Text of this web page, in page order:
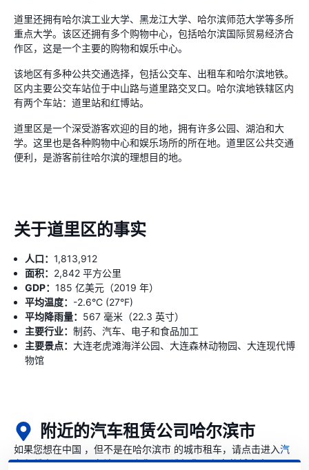
道里还拥有哈尔滨工业大学、黑龙江大学、哈尔滨师范大学等多所
重点大学。该区还拥有多个购物中心，包括哈尔滨国际贸易经济合
作区，这是一个主要的购物和娱乐中心。
该地区有多种公共交通选择，包括公交车、出租车和哈尔滨地铁。
区内主要公交车站位于中山路与道里路交叉口。哈尔滨地铁辖区内
有两个车站：道里站和红博站。
道里区是一个深受游客欢迎的目的地，拥有许多公园、湖泊和大
学。这里也是各种购物中心和娱乐场所的所在地。道里区公共交通
便利，是游客前往哈尔滨的理想目的地。
关于道里区的事实
人口： 1,813,912
面积： 2,842 平方公里
GDP： 185 亿美元（2019 年）
平均温度： -2.6°C (27°F)
平均降雨量： 567 毫米（22.3 英寸）
主要行业： 制药、汽车、电子和食品加工
主要景点： 大连老虎滩海洋公园、大连森林动物园、大连现代博
物馆
附近的汽车租赁公司哈尔滨市
如果您想在中国 ，但不是在哈尔滨市 的城市租车，请点击进入汽
车租赁中国页面，在该页面上您可以选择您要租车的城市中国 。